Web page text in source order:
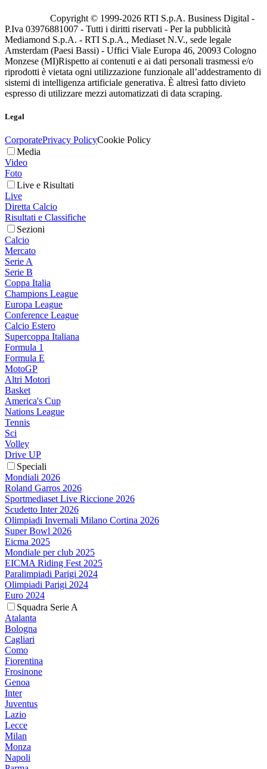
Copyright © 1999-2026 RTI S.p.A. Business Digital -
P.Iva 03976881007 - Tutti i diritti riservati - Per la pubblicità
Mediamond S.p.A. - RTI S.p.A., Mediaset N.V., sede legale
Amsterdam (Paesi Bassi) - Uffici Viale Europa 46, 20093 Cologno
Monzese (MI)Rispetto ai contenuti e ai dati personali trasmessi e/o
riprodotti è vietata ogni utilizzazione funzionale all’addestramento di
sistemi di intelligenza artificiale generativa. È altresì fatto divieto
espresso di utilizzare mezzi automatizzati di data scraping.
Legal
CorporatePrivacy PolicyCookie Policy
Media
Video
Foto
Live e Risultati
Live
Diretta Calcio
Risultati e Classifiche
Sezioni
Calcio
Mercato
Serie A
Serie B
Coppa Italia
Champions League
Europa League
Conference League
Calcio Estero
Supercoppa Italiana
Formula 1
Formula E
MotoGP
Altri Motori
Basket
America's Cup
Nations League
Tennis
Sci
Volley
Drive UP
Speciali
Mondiali 2026
Roland Garros 2026
Sportmediaset Live Riccione 2026
Scudetto Inter 2026
Olimpiadi Invernali Milano Cortina 2026
Super Bowl 2026
Eicma 2025
Mondiale per club 2025
EICMA Riding Fest 2025
Paralimpiadi Parigi 2024
Olimpiadi Parigi 2024
Euro 2024
Squadra Serie A
Atalanta
Bologna
Cagliari
Como
Fiorentina
Frosinone
Genoa
Inter
Juventus
Lazio
Lecce
Milan
Monza
Napoli